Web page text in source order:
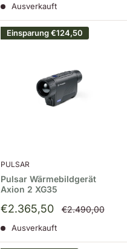
Ausverkauft
Einsparung€124,50
PULSAR
Pulsar Wärmebildgerät
Axion 2 XG35
Sonderpreis
€2.365,50 Normalpreis
€2.490,00
Ausverkauft